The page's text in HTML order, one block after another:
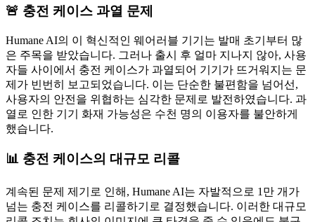
🚨 충전 케이스 과열 문제
Humane AI의 이 혁신적인 웨어러블 기기는 발매 초기부터 많
은 주목을 받았습니다. 그러나 출시 후 얼마 지나지 않아, 사용
자들 사이에서 충전 케이스가 과열되어 기기가 뜨거워지는 문
제가 빈번히 보고되었습니다. 이는 단순한 불편함을 넘어선,
사용자의 안전을 위협하는 심각한 문제로 발전하였습니다. 과
열로 인한 기기 화재 가능성은 수천 명의 이용자를 불안하게
했습니다.
📊 충전 케이스의 대규모 리콜
계속된 문제 제기로 인해, Humane AI는 자발적으로 1만 개가
넘는 충전 케이스를 리콜하기로 결정했습니다. 이러한 대규모